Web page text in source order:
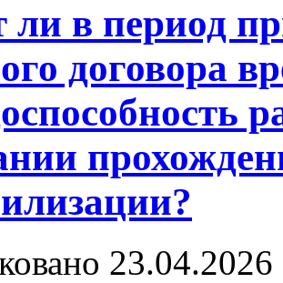
ли в период
договора